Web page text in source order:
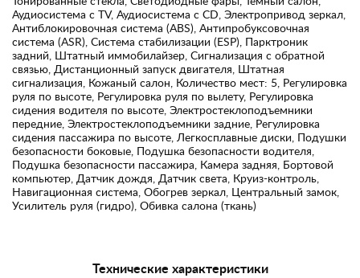
Аудиосистема с TV, Аудиосистема с CD, Электропривод зеркал,
Антиблокировочная система (ABS), Антипробуксовочная
система (ASR), Система стабилизации (ESP), Парктроник
задний, Штатный иммобилайзер, Сигнализация с обратной
связью, Дистанционный запуск двигателя, Штатная
сигнализация, Кожаный салон, Количество мест: 5, Регулировка
руля по высоте, Регулировка руля по вылету, Регулировка
сидения водителя по высоте, Электростеклоподъемники
передние, Электростеклоподъемники задние, Регулировка
сидения пассажира по высоте, Легкосплавные диски, Подушки
безопасности боковые, Подушка безопасности водителя,
Подушка безопасности пассажира, Камера задняя, Бортовой
компьютер, Датчик дождя, Датчик света, Круиз-контроль,
Навигационная система, Обогрев зеркал, Центральный замок,
Усилитель руля (гидро), Обивка салона (ткань)
Технические характеристики